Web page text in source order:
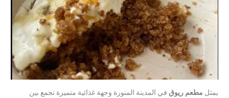
يمثل مطعم ريوق في المدينة المنورة وجهة غذائية متميزة تجمع بين